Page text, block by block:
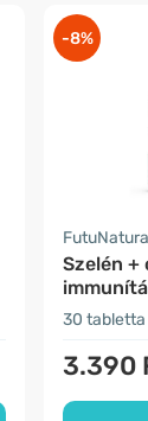
-8%
FutuNatura
Szelén +
30 tabletta
3.390